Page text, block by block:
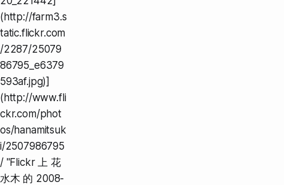
(http://farm3.s
tatic.flickr.com
/2287/25079
86795_e6379
593af.jpg)]
(http://www.fli
ckr.com/phot
os/hanamitsuk
i/2507986795
/ "Flickr 上 花
水木 的 2008-